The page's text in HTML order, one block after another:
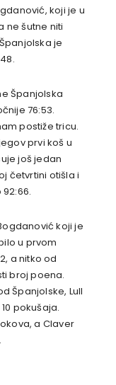
koji je u
ne šutne niti
je
Španjolska
76:53.
postiže tricu.
prvi koš u
još jedan
četvrtini otišla i
koji je
u prvom
a nitko od
broj poena.
Španjolske, Lull
pokušaja.
a Claver